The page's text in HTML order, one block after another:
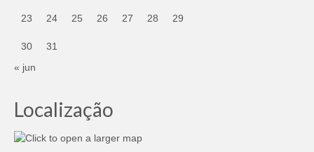
23 24 25 26 27 28 29
30
31
« jun
Localização